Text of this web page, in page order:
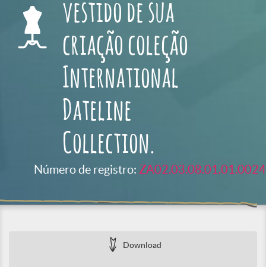
vestido de sua
criação coleção
International
Dateline
Collection.
Número de registro: ZA02.03.08.01.01.0024
Download